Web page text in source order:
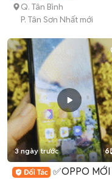
Q. Tân Bình
P. Tân Sơn Nhất mới
3 ngày trước 6
✅OPPO MỚI